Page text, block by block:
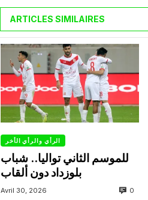
ARTICLES SIMILAIRES
الرأي والرأي الأخر
للموسم الثاني تواليا.. شباب
بلوزداد دون ألقاب
Avril 30, 2026 0